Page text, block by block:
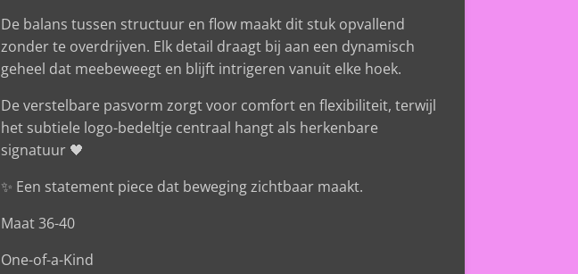
De balans tussen structuur en flow maakt dit stuk opvallend
zonder te overdrijven. Elk detail draagt bij aan een dynamisch
geheel dat meebeweegt en blijft intrigeren vanuit elke hoek.
De verstelbare pasvorm zorgt voor comfort en flexibiliteit, terwijl
het subtiele logo-bedeltje centraal hangt als herkenbare
signatuur 🖤
✨ Een statement piece dat beweging zichtbaar maakt.
Maat 36-40
One-of-a-Kind